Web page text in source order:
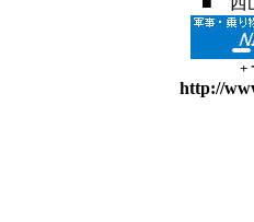
+
http://